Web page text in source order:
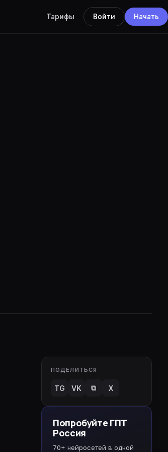
Тарифы Войти Начать
ПОДЕЛИТЬСЯ
TG VK ⧉ X
Попробуйте ГПТ
Россия
70+ нейросетей в одной